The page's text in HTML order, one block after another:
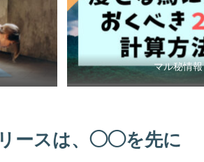
マル秘情報
リースは、◯◯を先に